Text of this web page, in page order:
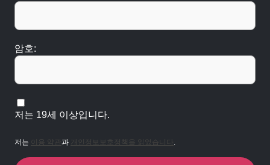
암호:
저는 19세 이상입니다.
저는 이용 약관과 개인정보보호정책을 읽었습니다 .